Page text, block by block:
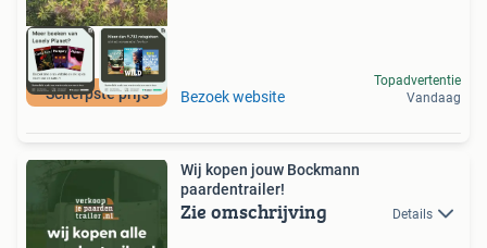
Scherpste prijs Bezoek website
Topadvertentie
Vandaag
Wij kopen jouw Bockmann
paardentrailer!
Zie omschrijving Details